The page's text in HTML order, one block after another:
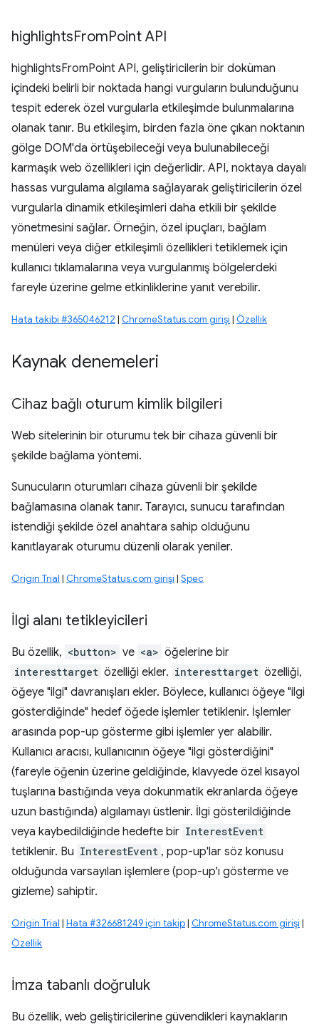
highlightsFromPoint API
highlightsFromPoint API, geliştiricilerin bir doküman
içindeki belirli bir noktada hangi vurguların bulunduğunu
tespit ederek özel vurgularla etkileşimde bulunmalarına
olanak tanır. Bu etkileşim, birden fazla öne çıkan noktanın
gölge DOM'da örtüşebileceği veya bulunabileceği
karmaşık web özellikleri için değerlidir. API, noktaya dayalı
hassas vurgulama algılama sağlayarak geliştiricilerin özel
vurgularla dinamik etkileşimleri daha etkili bir şekilde
yönetmesini sağlar. Örneğin, özel ipuçları, bağlam
menüleri veya diğer etkileşimli özellikleri tetiklemek için
kullanıcı tıklamalarına veya vurgulanmış bölgelerdeki
fareyle üzerine gelme etkinliklerine yanıt verebilir.
Hata takibi #365046212 | ChromeStatus.com girişi | Özellik
Kaynak denemeleri
Cihaz bağlı oturum kimlik bilgileri
Web sitelerinin bir oturumu tek bir cihaza güvenli bir
şekilde bağlama yöntemi.
Sunucuların oturumları cihaza güvenli bir şekilde
bağlamasına olanak tanır. Tarayıcı, sunucu tarafından
istendiği şekilde özel anahtara sahip olduğunu
kanıtlayarak oturumu düzenli olarak yeniler.
Origin Trial | ChromeStatus.com girişi | Spec
İlgi alanı tetikleyicileri
Bu özellik, <button> ve <a> öğelerine bir
interesttarget özelliği ekler. interesttarget özelliği,
öğeye "ilgi" davranışları ekler. Böylece, kullanıcı öğeye "ilgi
gösterdiğinde" hedef öğede işlemler tetiklenir. İşlemler
arasında pop-up gösterme gibi işlemler yer alabilir.
Kullanıcı aracısı, kullanıcının öğeye "ilgi gösterdiğini"
(fareyle öğenin üzerine geldiğinde, klavyede özel kısayol
tuşlarına bastığında veya dokunmatik ekranlarda öğeye
uzun bastığında) algılamayı üstlenir. İlgi gösterildiğinde
veya kaybedildiğinde hedefte bir InterestEvent
tetiklenir. Bu InterestEvent , pop-up'lar söz konusu
olduğunda varsayılan işlemlere (pop-up'ı gösterme ve
gizleme) sahiptir.
Origin Trial | Hata #326681249 için takip| ChromeStatus.com girişi |
Özellik
İmza tabanlı doğruluk
Bu özellik, web geliştiricilerine güvendikleri kaynakların